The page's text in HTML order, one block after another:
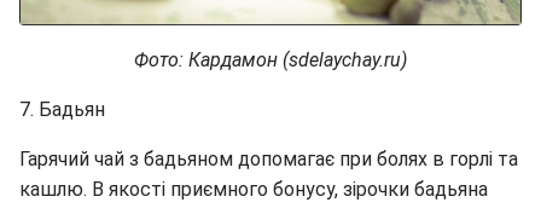
Фото: Кардамон (sdelaychay.ru)
7. Бадьян
Гарячий чай з бадьяном допомагає при болях в горлі та
кашлю. В якості приємного бонусу, зірочки бадьяна